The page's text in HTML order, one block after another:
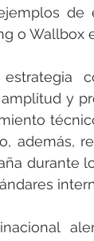
o Wallbox
estrategia
y
además,
durante